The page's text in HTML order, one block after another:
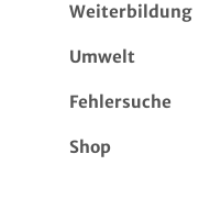
Weiterbildung
Umwelt
Fehlersuche
Shop